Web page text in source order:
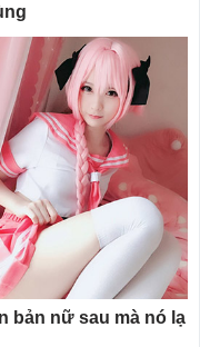
bản nữ sau mà nó lạ